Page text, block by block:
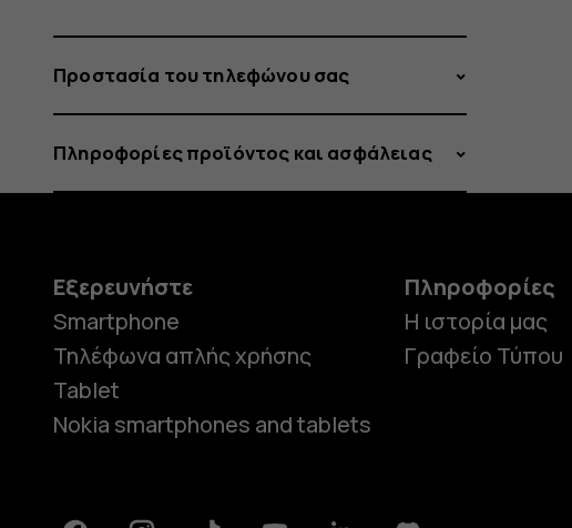
Προστασία του τηλεφώνου σας
Πληροφορίες προϊόντος και ασφάλειας
Εξερευνήστε
Smartphone
Τηλέφωνα απλής χρήσης
Tablet
Nokia smartphones and tablets
Πληροφορίες
Η ιστορία μας
Γραφείο Τύπου